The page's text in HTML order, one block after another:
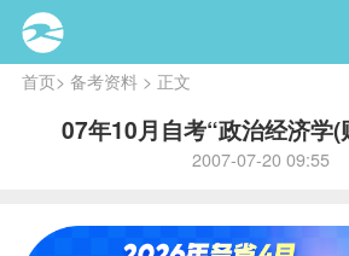
首页> 备考资料> 正文
07年10月自考“政治经济学(
2007-07-20 09:55